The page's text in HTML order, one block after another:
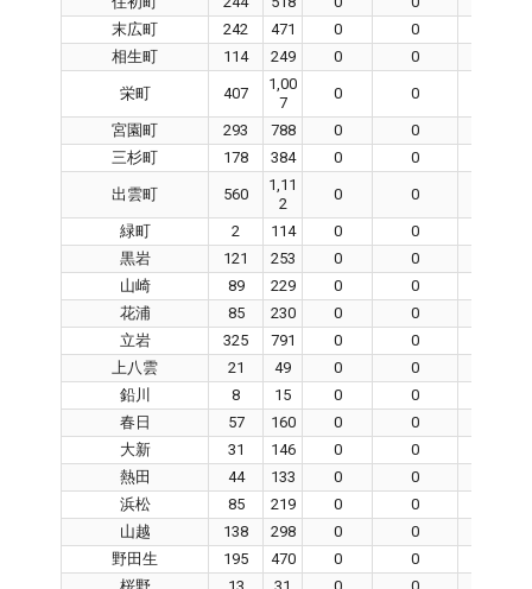
末広町
242 471 0 0
相生町
114 249 0 0
栄町 407
1,00
7
0 0
宮園町 293 788 0 0
三杉町
178 384 0 0
出雲町 560
1,11
2
0 0
緑町 2 114 0 0
黒岩
121 253 0 0
山崎
89 229 0 0
花浦
85 230 0 0
立岩
325 791 0 0
上八雲
21 49 0 0
鉛川
8 15 0 0
春日
57 160 0 0
大新
31 146 0 0
熱田
44 133 0 0
浜松
85 219 0 0
山越
138 298 0 0
野田生
195 470 0 0
桜野
13 31 0 0